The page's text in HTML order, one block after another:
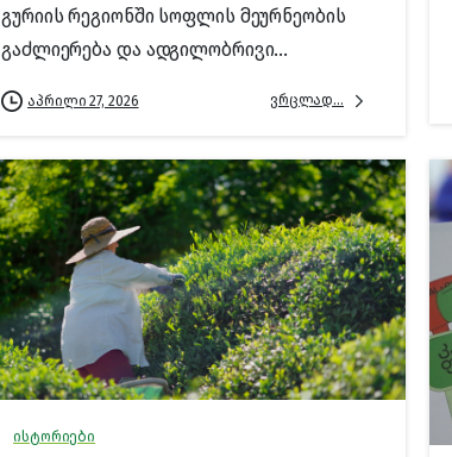
გურიის რეგიონში სოფლის მეურნეობის
გაძლიერება და ადგილობრივი...
აპრილი 27, 2026 ვრცლად...
ისტორიები